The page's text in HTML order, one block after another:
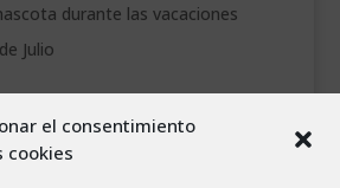
el consentimiento
cookies
durante las vacaciones
Julio
J V S